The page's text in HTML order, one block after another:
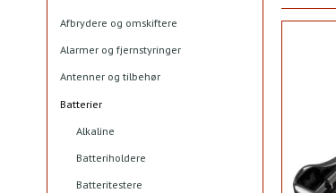
Afbrydere og omskiftere
Alarmer og fjernstyringer
Antenner og tilbehør
Batterier
Alkaline
Batteriholdere
Batteritestere